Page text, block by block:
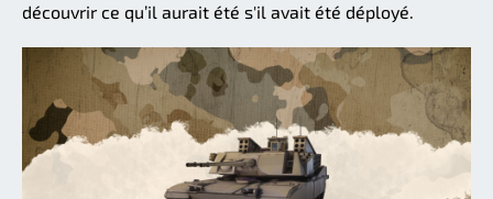
découvrir ce qu’il aurait été s'il avait été déployé.